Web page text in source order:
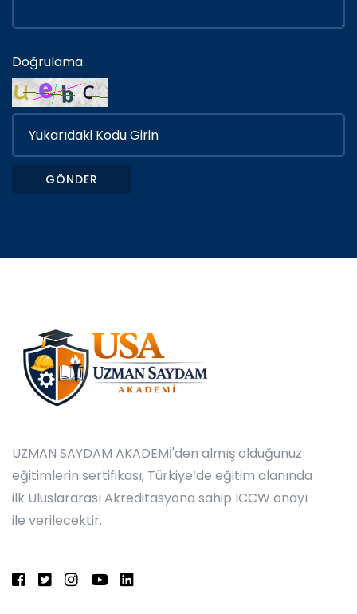
Doğrulama
GÖNDER
UZMAN SAYDAM AKADEMİ'den almış olduğunuz
eğitimlerin sertifikası, Türkiye‘de eğitim alanında
ilk Uluslararası Akreditasyona sahip ICCW onayı
ile verilecektir.